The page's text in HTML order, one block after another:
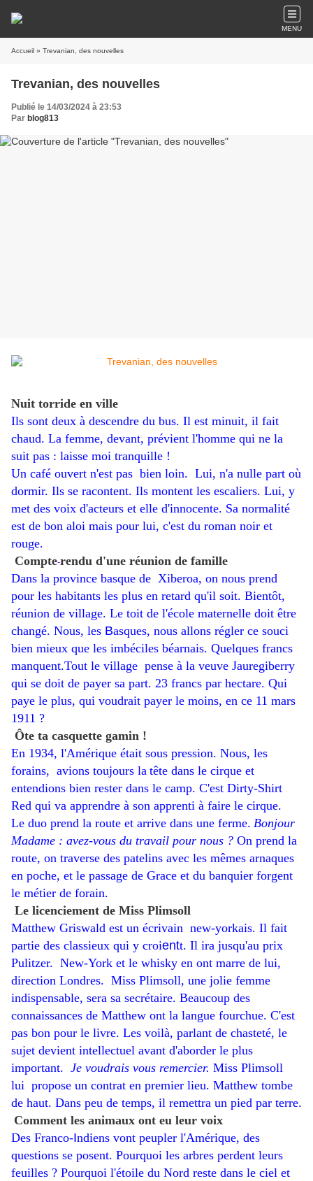
MENU
Accueil » Trevanian, des nouvelles
Trevanian, des nouvelles
Publié le 14/03/2024 à 23:53
Par blog813
Nuit torride en ville
Ils sont deux à descendre du bus. Il est minuit, il fait
chaud. La femme, devant, prévient l'homme qui ne la
suit pas : laisse moi tranquille !
Un café ouvert n'est pas bien loin. Lui, n'a nulle part où
dormir. Ils se racontent. Ils montent les escaliers. Lui, y
met des voix d'acteurs et elle d'innocente. Sa normalité
est de bon aloi mais pour lui, c'est du roman noir et
rouge.
Compte-rendu d'une réunion de famille
Dans la province basque de Xiberoa, on nous prend
pour les habitants les plus en retard qu'il soit. Bientôt,
réunion de village. Le toit de l'école maternelle doit être
changé. Nous, les ​Basques, nous allons régler ce souci
bien mieux que les imbéciles béarnais. Quelques francs
manquent.Tout le village pense à la veuve Jauregiberry
qui se doit de payer sa part. 23 francs par hectare. Qui
paye le plus, qui voudrait payer le moins, en ce 11 mars
1911 ?
Ôte ta casquette gamin !
En 1934, l'Amérique était sous pression. Nous, les
forains, avions toujours la tête dans le cirque et
entendions bien rester dans le camp. C'est Dirty-Shirt
Red qui va apprendre à son apprenti à faire le cirque.
Le duo prend la route et arrive dans une ferme. Bonjour
Madame : avez-vous du travail pour nous ? On prend la
route, on traverse des patelins avec les mêmes arnaques
en poche, et le passage de Grace et du banquier forgent
le métier de forain.
Le licenciement de Miss Plimsoll
Matthew Griswald est un écrivain new-yorkais. Il fait
partie des classieux qui y croi​entt. Il ira jusqu'au prix
Pulitzer. New-York et le whisky en ont marre de lui,
direction Londres. Miss Plimsoll, une jolie femme
indispensable, sera sa secrétaire. Beaucoup des
connaissances de Matthew ont la langue fourchue. C'est
pas bon pour le livre. Les voilà, parlant de chasteté, le
sujet devient intellectuel avant d'aborder le plus
important. Je voudrais vous remercier. Miss Plimsoll
lui propose un contrat en premier lieu. Matthew tombe
de haut. Dans peu de temps, il remettra un pied par terre.
Comment les animaux ont eu leur voix
Des Franco-​Indiens vont peupler l'Amérique, des
questions se posent. Pourquoi les arbres perdent leurs
feuilles ? Pourquoi l'étoile du Nord reste dans le ciel et